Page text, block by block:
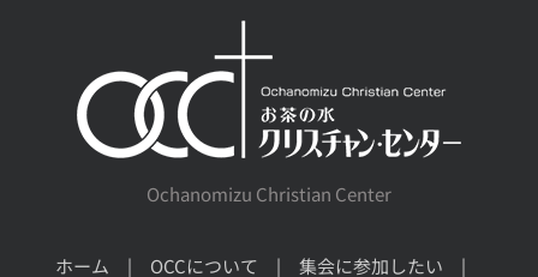
Ochanomizu Christian Center
ホーム OCCについて 集会に参加したい